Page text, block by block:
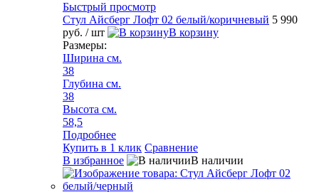
Быстрый просмотр
Стул Айсберг Лофт 02 белый/коричневый 5 990
руб. / шт
В корзину
Размеры:
Ширина см.
38
Глубина см.
38
Высота см.
58,5
Подробнее
Купить в 1 клик Сравнение
В избранное
В наличии